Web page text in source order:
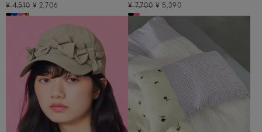
¥ 4,510 ¥ 2,706 ¥ 7,700 ¥ 5,390